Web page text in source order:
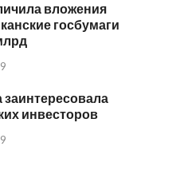
вложения
госбумаги
инвесторов